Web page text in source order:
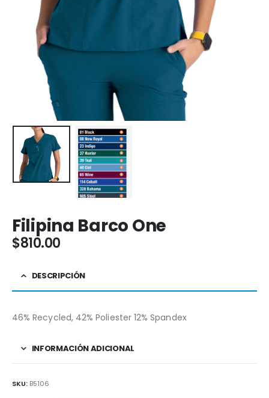
Filipina Barco One
$810.00
DESCRIPCIÓN
46% Recycled, 42% Poliester 12% Spandex
INFORMACIÓN ADICIONAL
SKU: B5106